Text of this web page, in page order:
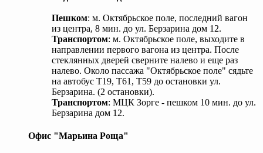
Пешком: м. Октябрьское поле, последний вагон
из центра, 8 мин. до ул. Берзарина дом 12.
Транспортом: м. Октябрьское поле, выходите в
направлении первого вагона из центра. После
стеклянных дверей сверните налево и еще раз
налево. Около пассажа "Октябрьское поле" сядьте
на автобус Т19, Т61, Т59 до остановки ул.
Берзарина. (2 остановки).
Транспортом: МЦК Зорге - пешком 10 мин. до ул.
Берзарина дом 12.
Офис "Марьина Роща"